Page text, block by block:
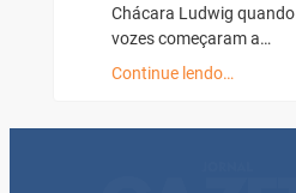
Chácara Ludwig
vozes começaram a…
Continue lendo…